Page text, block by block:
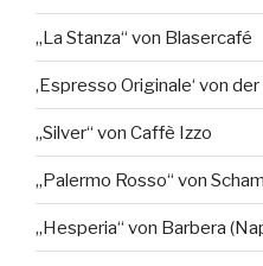
„La Stanza“ von Blasercafé
‚Espresso Originale‘ von
„Silver“ von Caffè Izzo
„Palermo Rosso“ von
„Hesperia“ von Barbera